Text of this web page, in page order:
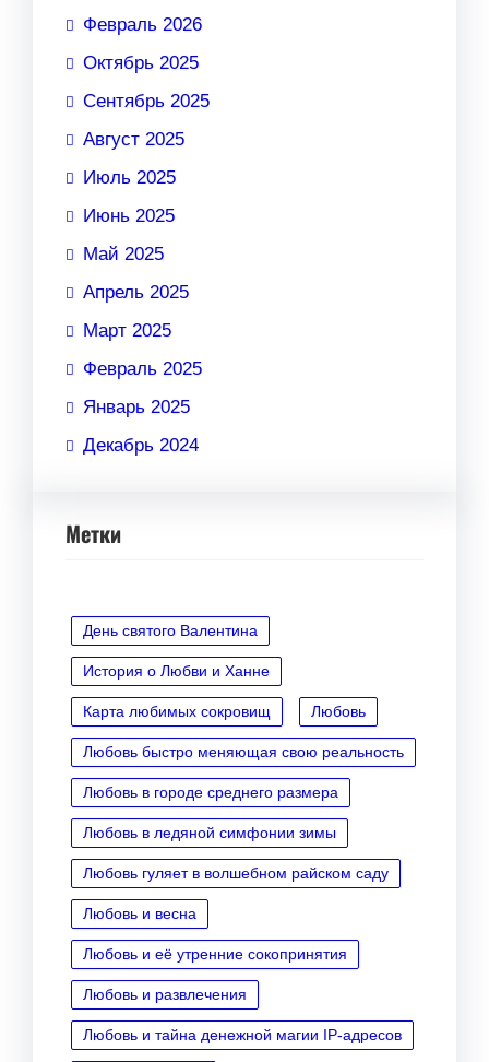
Февраль 2026
Октябрь 2025
Сентябрь 2025
Август 2025
Июль 2025
Июнь 2025
Май 2025
Апрель 2025
Март 2025
Февраль 2025
Январь 2025
Декабрь 2024
Метки
День святого Валентина
История о Любви и Ханне
Карта любимых сокровищ Любовь
Любовь быстро меняющая свою реальность
Любовь в городе среднего размера
Любовь в ледяной симфонии зимы
Любовь гуляет в волшебном райском саду
Любовь и весна
Любовь и её утренние сокопринятия
Любовь и развлечения
Любовь и тайна денежной магии IP‑адресов